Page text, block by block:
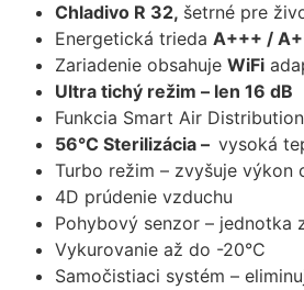
Chladivo R 32, šetrné pre
Energetická trieda A+++ /
Zariadenie obsahuje WiFi
Ultra tichý režim – len 16 dB
Funkcia Smart Air
56°C Sterilizácia – vysoká
Turbo režim – zvyšuje výkon
4D prúdenie vzduchu
Pohybový senzor – jednotka
Vykurovanie až do -20°C
Samočistiaci systém –